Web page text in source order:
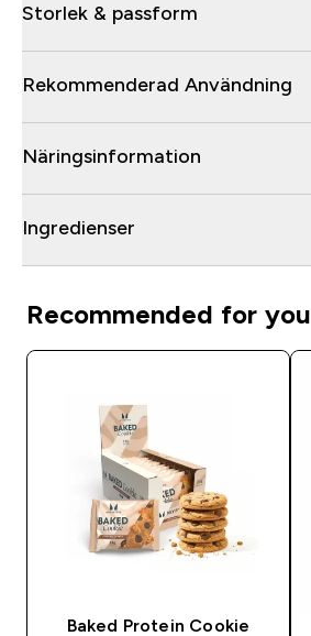
Storlek & passform
Rekommenderad Användning
Näringsinformation
Ingredienser
Recommended for you
Baked Protein Cookie